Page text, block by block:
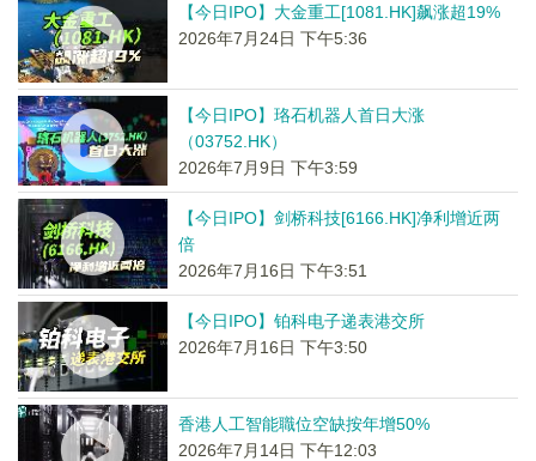
【今日IPO】大金重工[1081.HK]飙涨超19%
2026年7月24日 下午5:36
【今日IPO】珞石机器人首日大涨
（03752.HK）
2026年7月9日 下午3:59
【今日IPO】剑桥科技[6166.HK]净利增近两
倍
2026年7月16日 下午3:51
【今日IPO】铂科电子递表港交所
2026年7月16日 下午3:50
香港人工智能職位空缺按年增50%
2026年7月14日 下午12:03